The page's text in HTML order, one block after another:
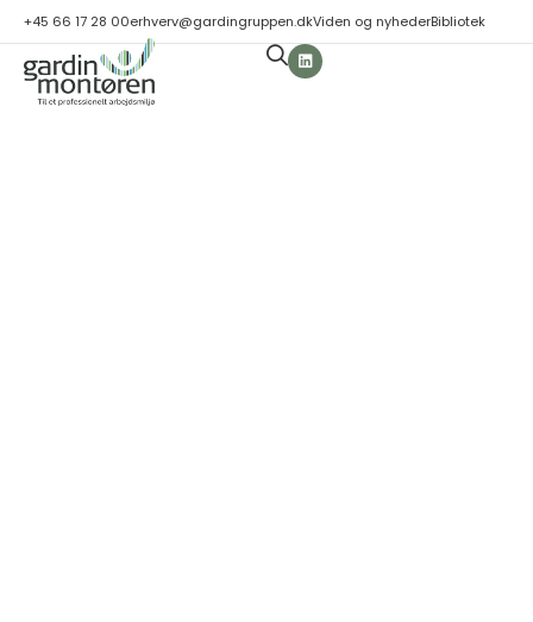
+45 66 17 28 00erhverv@gardingruppen.dkViden og nyhederBibliotek